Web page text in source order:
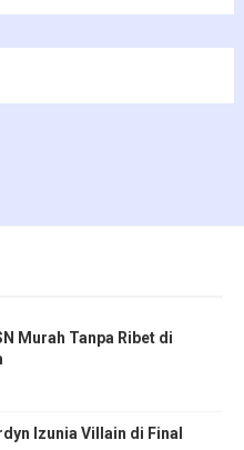
Murah Tanpa Ribet di
Izunia Villain di Final